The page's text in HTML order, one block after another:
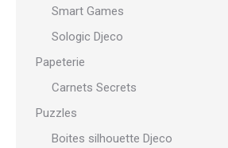
Smart Games
Sologic Djeco
Papeterie
Carnets Secrets
Puzzles
Boites silhouette Djeco